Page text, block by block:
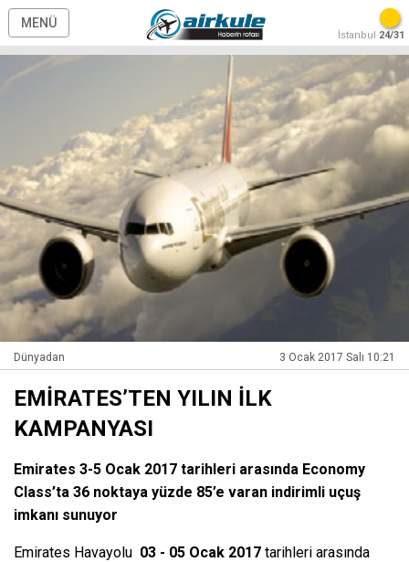
MENÜ
İstanbul 24/31
Dünyadan 3 Ocak 2017 Salı 10:21
EMİRATES’TEN YILIN İLK
KAMPANYASI
Emirates 3-5 Ocak 2017 tarihleri arasında Economy
Class’ta 36 noktaya yüzde 85’e varan indirimli uçuş
imkanı sunuyor
Emirates Havayolu 03 - 05 Ocak 2017 tarihleri arasında